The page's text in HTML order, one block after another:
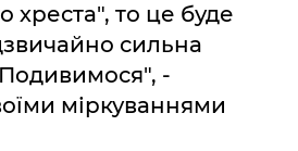
хреста", то це буде
сильна
-
міркуваннями